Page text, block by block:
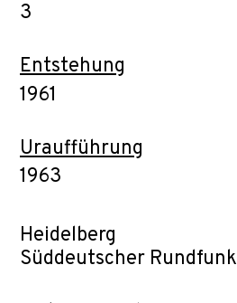
3
Entstehung
1961
Uraufführung
1963
Heidelberg
Süddeutscher Rundfunk